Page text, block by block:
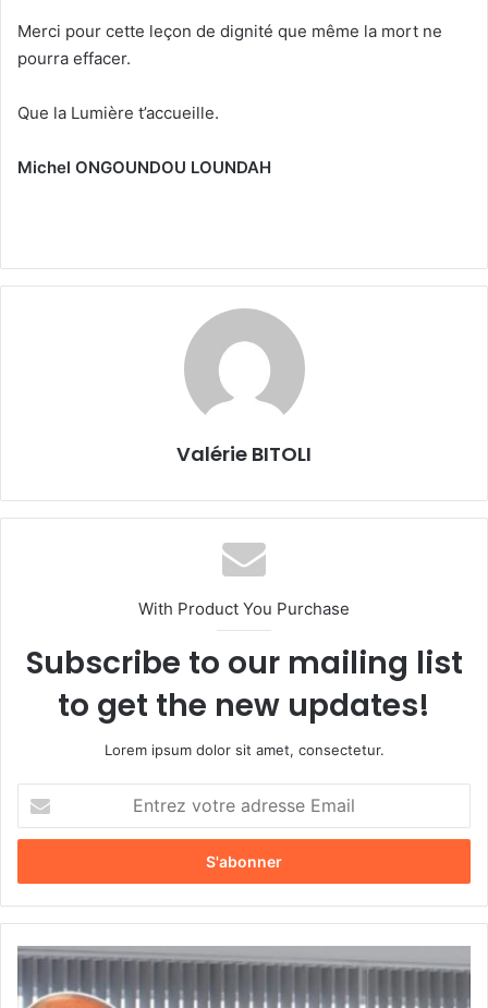
Merci pour cette leçon de dignité que même la mort ne
pourra effacer.
Que la Lumière t’accueille.
Michel ONGOUNDOU LOUNDAH
Valérie BITOLI
With Product You Purchase
Subscribe to our mailing list
to get the new updates!
Lorem ipsum dolor sit amet, consectetur.
t
e
z
o
r
T
s